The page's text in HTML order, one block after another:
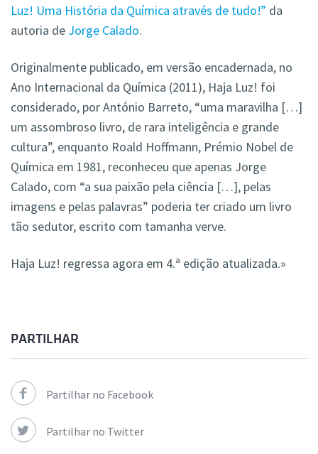
Luz! Uma História da Química através de tudo!” da
autoria de Jorge Calado.
Originalmente publicado, em versão encadernada, no
Ano Internacional da Química (2011), Haja Luz! foi
considerado, por António Barreto, “uma maravilha […]
um assombroso livro, de rara inteligência e grande
cultura”, enquanto Roald Hoffmann, Prémio Nobel de
Química em 1981, reconheceu que apenas Jorge
Calado, com “a sua paixão pela ciência […], pelas
imagens e pelas palavras” poderia ter criado um livro
tão sedutor, escrito com tamanha verve.
Haja Luz! regressa agora em 4.ª edição atualizada.»
PARTILHAR
Partilhar no Facebook
Partilhar no Twitter